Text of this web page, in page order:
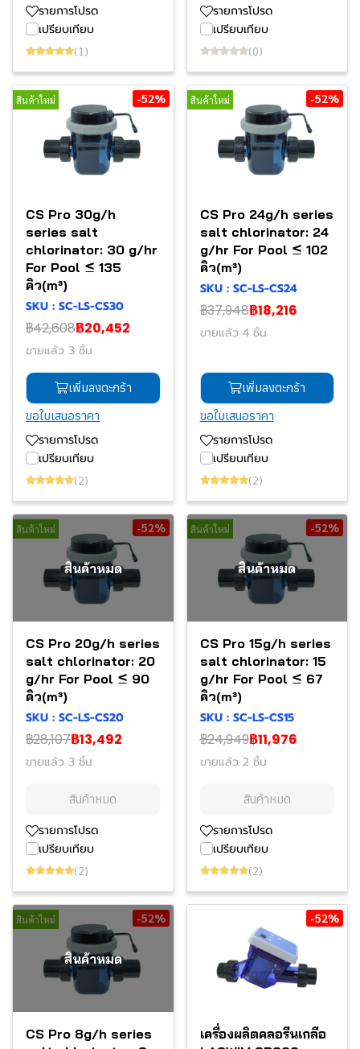
รายการโปรด
เปรียบเทียบ
(1)
รายการโปรด
เปรียบเทียบ
(0)
สินค้าใหม่ -52%
CS Pro 30g/h
series salt
chlorinator: 30 g/hr
For Pool ≤ 135
คิว(m³)
SKU : SC-LS-CS30
฿42,608฿20,452
ขายแล้ว 3 ชิ้น
เพิ่มลงตะกร้า
ขอใบเสนอราคา
รายการโปรด
เปรียบเทียบ
(2)
สินค้าใหม่ -52%
CS Pro 24g/h series
salt chlorinator: 24
g/hr For Pool ≤ 102
คิว(m³)
SKU : SC-LS-CS24
฿37,948฿18,216
ขายแล้ว 4 ชิ้น
เพิ่มลงตะกร้า
ขอใบเสนอราคา
รายการโปรด
เปรียบเทียบ
(2)
สินค้าใหม่ -52%
สินค้าหมด
CS Pro 20g/h series
salt chlorinator: 20
g/hr For Pool ≤ 90
คิว(m³)
SKU : SC-LS-CS20
฿28,107฿13,492
ขายแล้ว 3 ชิ้น
สินค้าหมด
รายการโปรด
เปรียบเทียบ
(2)
สินค้าใหม่ -52%
สินค้าหมด
CS Pro 15g/h series
salt chlorinator: 15
g/hr For Pool ≤ 67
คิว(m³)
SKU : SC-LS-CS15
฿24,949฿11,976
ขายแล้ว 2 ชิ้น
สินค้าหมด
รายการโปรด
เปรียบเทียบ
(2)
สินค้าใหม่ -52%
สินค้าหมด
CS Pro 8g/h series
-52%
เครื่องผลิตคลอรีนเกลือ